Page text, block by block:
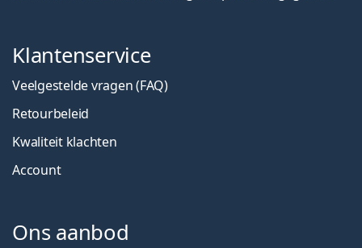
Klantenservice
Veelgestelde vragen (FAQ)
Retourbeleid
Kwaliteit klachten
Account
Ons aanbod